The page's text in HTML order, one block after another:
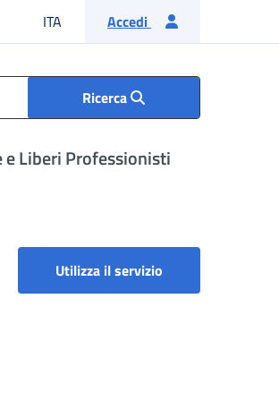
ITA Lingua italiana
Accedi
Ricerca
e Liberi Professionisti
Utilizza il servizio